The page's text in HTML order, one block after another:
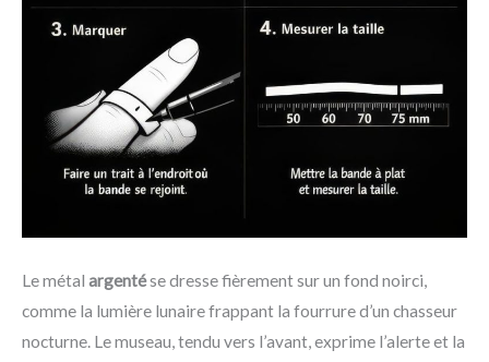
Le métal argentése dresse fièrement sur un fond noirci,
comme la lumière lunaire frappant la fourrure d’un chasseur
nocturne. Le museau, tendu vers l’avant, exprime l’alerte et la